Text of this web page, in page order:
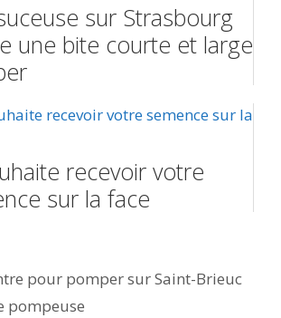
sur Strasbourg
une bite courte et large
recevoir votre
sur la face
pour pomper sur Saint-Brieuc
pompeuse